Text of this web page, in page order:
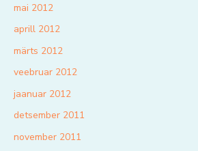
mai 2012
aprill 2012
märts 2012
veebruar 2012
jaanuar 2012
detsember 2011
november 2011